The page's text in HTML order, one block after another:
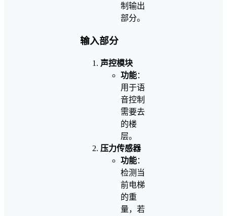
制输出
部分。
输入部分
声控模块
功能：
用于语
音控制
需要去
的楼
层。
压力传感器
功能：
检测当
前电梯
的重
量，若